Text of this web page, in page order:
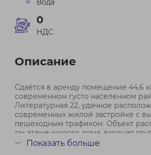
Вода
0
НДС
Описание
Сдаётся в аренду помещение 44,6
современном густо населенном
Литературная 22, удачное
современных жилой застройке с
пешеходным трафиком. Объект
ом этаже жилого дома, входная
ул. Леонида Беды.
﹀ Показать больше